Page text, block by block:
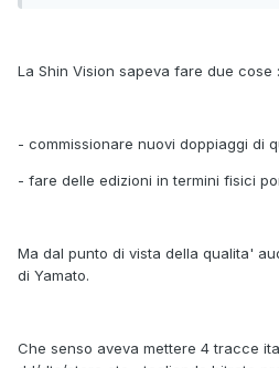
La Shin Vision sapeva fare due cose :
- commissionare nuovi doppiaggi di
- fare delle edizioni in termini fisici
Ma dal punto di vista della qualita'
di Yamato.
Che senso aveva mettere 4 tracce